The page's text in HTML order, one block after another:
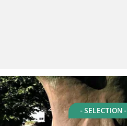
- SELECTION -